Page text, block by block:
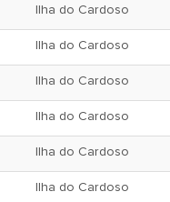
Ilha do Cardoso
Ilha do Cardoso
Ilha do Cardoso
Ilha do Cardoso
Ilha do Cardoso
Ilha do Cardoso